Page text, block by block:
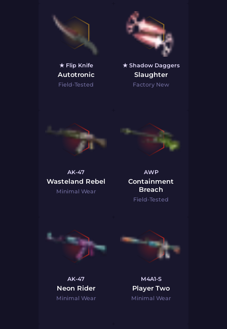
★ Flip Knife
Autotronic
Field-Tested
★ Shadow Daggers
Slaughter
Factory New
AK-47
Wasteland Rebel
Minimal Wear
AWP
Containment
Breach
Field-Tested
AK-47
Neon Rider
Minimal Wear
M4A1-S
Player Two
Minimal Wear